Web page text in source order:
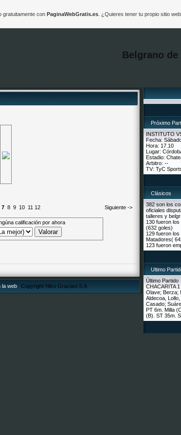
Belgrano de
7 8 9 10 11 12 Siguiente ->
calificación por ahora
la web Copyright Niko Graziani S.A
Próximo
INSTITUTO
Fecha:
Hora: 17.10
Lugar:
Estadio:
Arbitro: --
TV: TyC
Clásicos
382 son los
oficiales
talleres y
130 fueron
(632 goles)
129 fueron los
Matadores(
123 fueron
Ultimo
Último Partido
CHACARITA
Olave; Berza;
Aldecoa,
Casado;
PT 6m. Milla
(B). ST 35m.
gratuitamente con PaginaWebGratis.es. ¿Quieres tener tu propio sitio